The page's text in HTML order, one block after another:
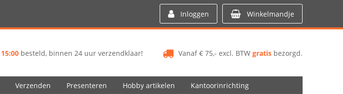
Inloggen Winkelmandje
Vanaf € 75,- excl. BTW gratis bezorgd.
15:00 besteld, binnen 24 uur verzendklaar!
Verzenden Presenteren Hobby artikelen Kantoorinrichting